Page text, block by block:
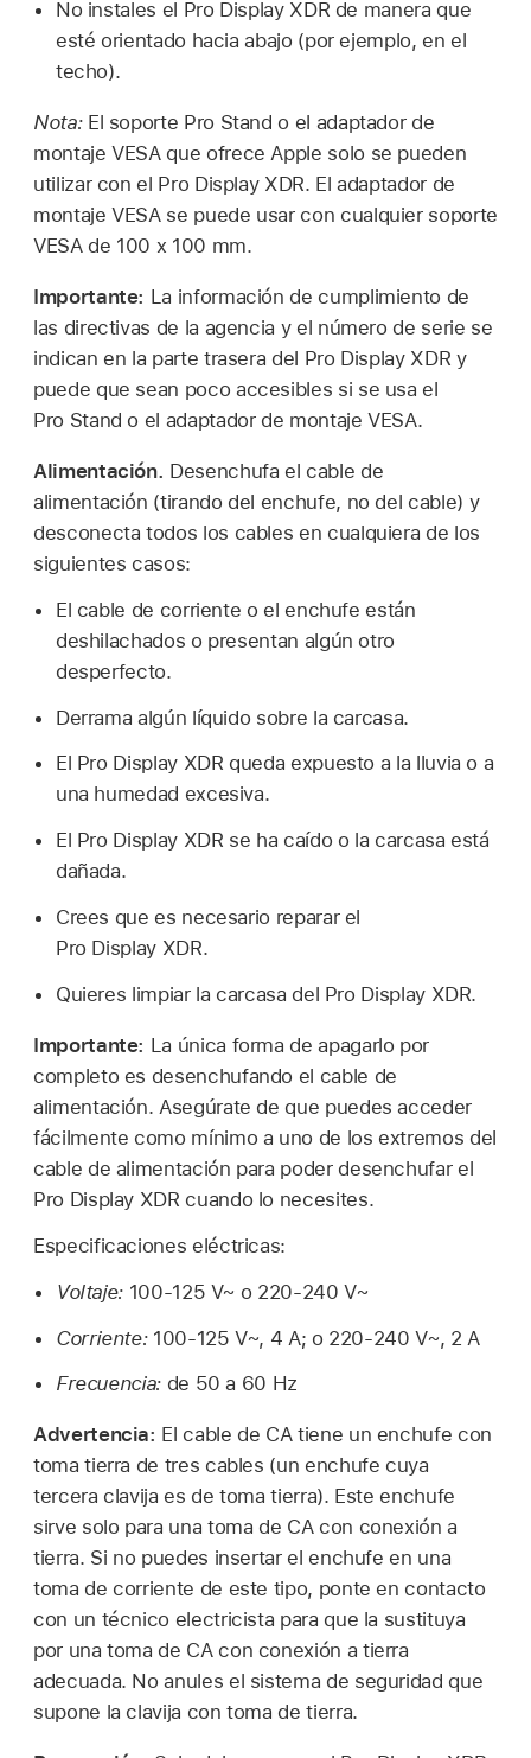
No instales el Pro Display XDR de manera que
esté orientado hacia abajo (por ejemplo, en el
techo).
Nota: El soporte Pro Stand o el adaptador de
montaje VESA que ofrece Apple solo se pueden
utilizar con el Pro Display XDR. El adaptador de
montaje VESA se puede usar con cualquier soporte
VESA de 100 x 100 mm.
Importante: La información de cumplimiento de
las directivas de la agencia y el número de serie se
indican en la parte trasera del Pro Display XDR y
puede que sean poco accesibles si se usa el
Pro Stand o el adaptador de montaje VESA.
Alimentación. Desenchufa el cable de
alimentación (tirando del enchufe, no del cable) y
desconecta todos los cables en cualquiera de los
siguientes casos:
El cable de corriente o el enchufe están
deshilachados o presentan algún otro
desperfecto.
Derrama algún líquido sobre la carcasa.
El Pro Display XDR queda expuesto a la lluvia o a
una humedad excesiva.
El Pro Display XDR se ha caído o la carcasa está
dañada.
Crees que es necesario reparar el
Pro Display XDR.
Quieres limpiar la carcasa del Pro Display XDR.
Importante: La única forma de apagarlo por
completo es desenchufando el cable de
alimentación. Asegúrate de que puedes acceder
fácilmente como mínimo a uno de los extremos del
cable de alimentación para poder desenchufar el
Pro Display XDR cuando lo necesites.
Especificaciones eléctricas:
Voltaje: 100-125 V~ o 220-240 V~
Corriente:100-125 V~, 4 A; o 220-240 V~, 2 A
Frecuencia:de 50 a 60 Hz
Advertencia: El cable de CA tiene un enchufe con
toma tierra de tres cables (un enchufe cuya
tercera clavija es de toma tierra). Este enchufe
sirve solo para una toma de CA con conexión a
tierra. Si no puedes insertar el enchufe en una
toma de corriente de este tipo, ponte en contacto
con un técnico electricista para que la sustituya
por una toma de CA con conexión a tierra
adecuada. No anules el sistema de seguridad que
supone la clavija con toma de tierra.